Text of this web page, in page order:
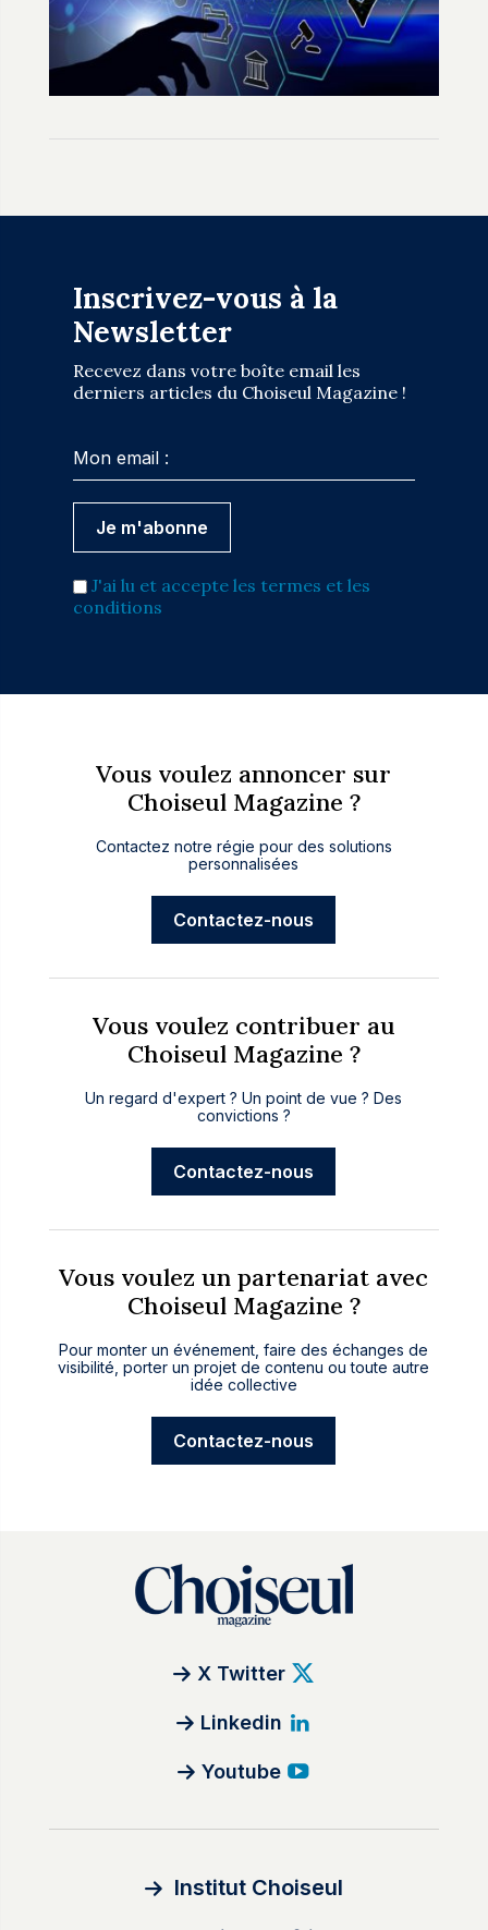
Inscrivez-vous à la
Newsletter
Recevez dans votre boîte email les
derniers articles du Choiseul Magazine !
J'ai lu et accepte les termes et les
conditions
Vous voulez annoncer sur
Choiseul Magazine ?
Contactez notre régie pour des solutions
personnalisées
Contactez-nous
Vous voulez contribuer au
Choiseul Magazine ?
Un regard d'expert ? Un point de vue ? Des
convictions ?
Contactez-nous
Vous voulez un partenariat avec
Choiseul Magazine ?
Pour monter un événement, faire des échanges de
visibilité, porter un projet de contenu ou toute autre
idée collective
Contactez-nous
X Twitter
Linkedin
Youtube
Institut Choiseul